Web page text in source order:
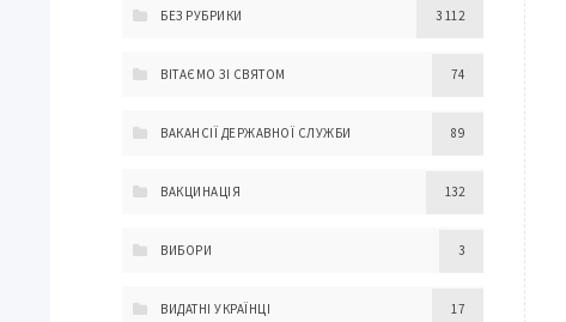
БЕЗ РУБРИКИ 3 112
ВІТАЄМО ЗІ СВЯТОМ 74
ВАКАНСІЇ ДЕРЖАВНОЇ СЛУЖБИ 89
ВАКЦИНАЦІЯ 132
ВИБОРИ 3
ВИДАТНІ УКРАЇНЦІ 17